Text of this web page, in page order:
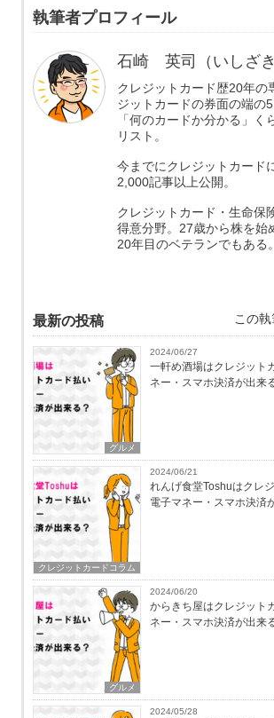
執筆者プロフィール
石崎 英司（いしざ
クレジットカード歴20年の
ジットカードの券面の端の
「何のカードか分かる」く
リスト。
今までにクレジットカード
2,000記事以上公開。
クレジットカード・生命保
得意分野。27歳から株を始
20年目のベテランでもある。
最新の投稿 この
グルメ
2024/06/27
一軒め酒場はクレジット
ネー・スマホ決済が出来
クレジットカードコラム
2024/06/21
れんげ食堂Toshuはクレ
電子マネー・スマホ決済
グルメ
2024/06/20
からきち屋はクレジット
ネー・スマホ決済が出来
2024/05/28